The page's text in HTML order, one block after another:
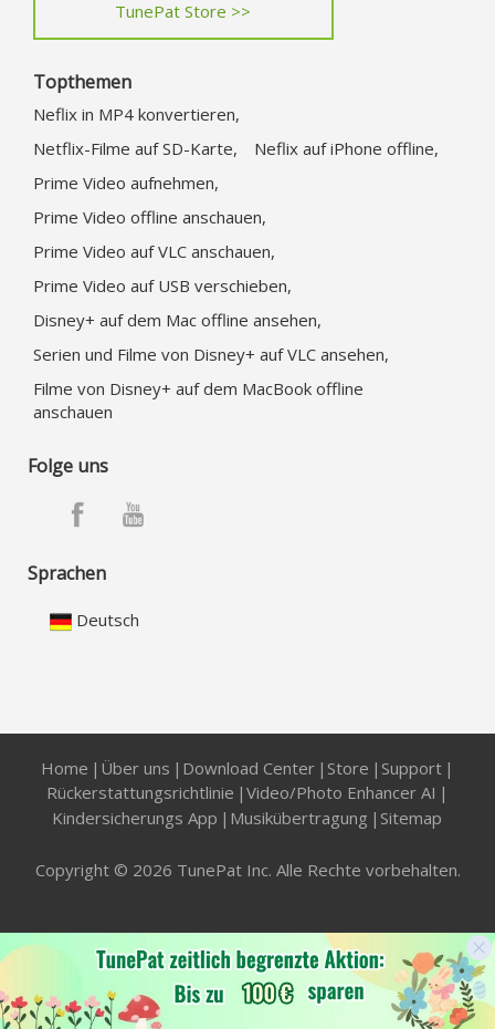
TunePat Store >>
Topthemen
Neflix in MP4 konvertieren,
Netflix-Filme auf SD-Karte,
Neflix auf iPhone offline,
Prime Video aufnehmen,
Prime Video offline anschauen,
Prime Video auf VLC anschauen,
Prime Video auf USB verschieben,
Disney+ auf dem Mac offline ansehen,
Serien und Filme von Disney+ auf VLC ansehen,
Filme von Disney+ auf dem MacBook offline
anschauen
Folge uns
Sprachen
Deutsch
Home | Über uns | Download Center | Store | Support |
Rückerstattungsrichtlinie | Video/Photo Enhancer AI |
Kindersicherungs App | Musikübertragung | Sitemap
Copyright © 2026 TunePat Inc. Alle Rechte vorbehalten.